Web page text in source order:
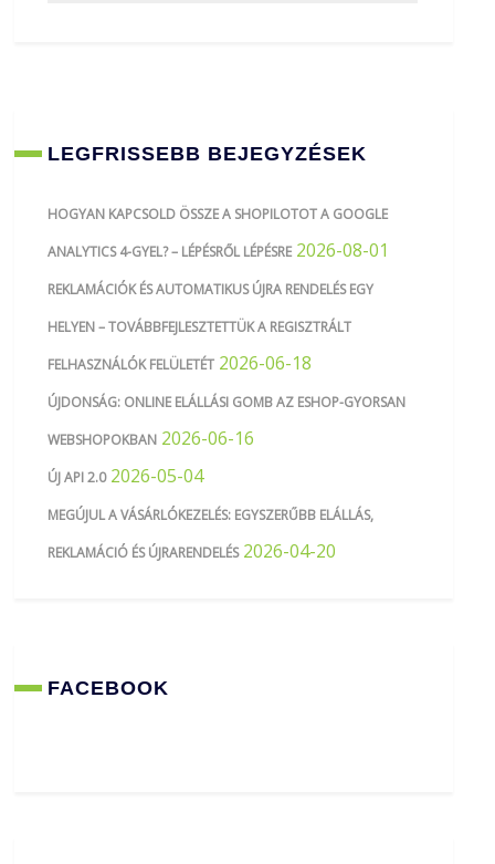
LEGFRISSEBB BEJEGYZÉSEK
HOGYAN KAPCSOLD ÖSSZE A SHOPILOTOT A GOOGLE
ANALYTICS 4-GYEL? – LÉPÉSRŐL LÉPÉSRE 2026-08-01
REKLAMÁCIÓK ÉS AUTOMATIKUS ÚJRA RENDELÉS EGY
HELYEN – TOVÁBBFEJLESZTETTÜK A REGISZTRÁLT
FELHASZNÁLÓK FELÜLETÉT 2026-06-18
ÚJDONSÁG: ONLINE ELÁLLÁSI GOMB AZ ESHOP-GYORSAN
WEBSHOPOKBAN 2026-06-16
ÚJ API 2.0 2026-05-04
MEGÚJUL A VÁSÁRLÓKEZELÉS: EGYSZERŰBB ELÁLLÁS,
REKLAMÁCIÓ ÉS ÚJRARENDELÉS 2026-04-20
FACEBOOK